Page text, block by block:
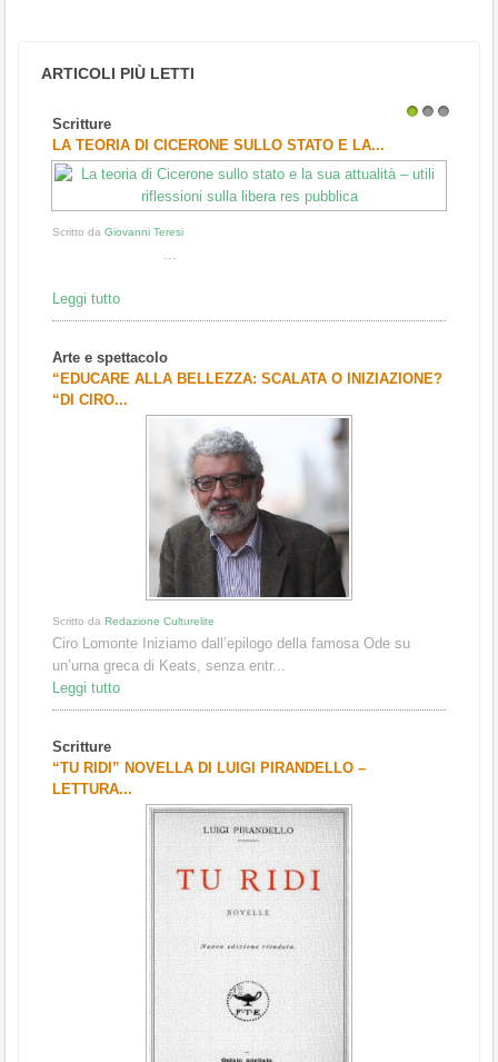
ARTICOLI PIÙ LETTI
Scritture
LA TEORIA DI CICERONE SULLO STATO E LA...
Scritto da Giovanni Teresi
...
Leggi tutto
Arte e spettacolo
“EDUCARE ALLA BELLEZZA: SCALATA O INIZIAZIONE?
“DI CIRO...
Scritto da Redazione Culturelite
Ciro Lomonte Iniziamo dall’epilogo della famosa Ode su
un’urna greca di Keats, senza entr...
Leggi tutto
Scritture
“TU RIDI” NOVELLA DI LUIGI PIRANDELLO –
LETTURA...